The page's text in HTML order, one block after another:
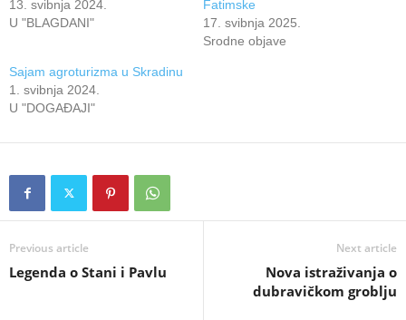
13. svibnja 2024.
U "BLAGDANI"
Fatimske
17. svibnja 2025.
Srodne objave
Sajam agroturizma u Skradinu
1. svibnja 2024.
U "DOGAĐAJI"
Previous article
Legenda o Stani i Pavlu
Next article
Nova istraživanja o
dubravičkom groblju